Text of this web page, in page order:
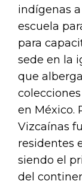
indígenas
escuela
para
sede en la
que
en México.
Vizcaínas
residentes
siendo el
del